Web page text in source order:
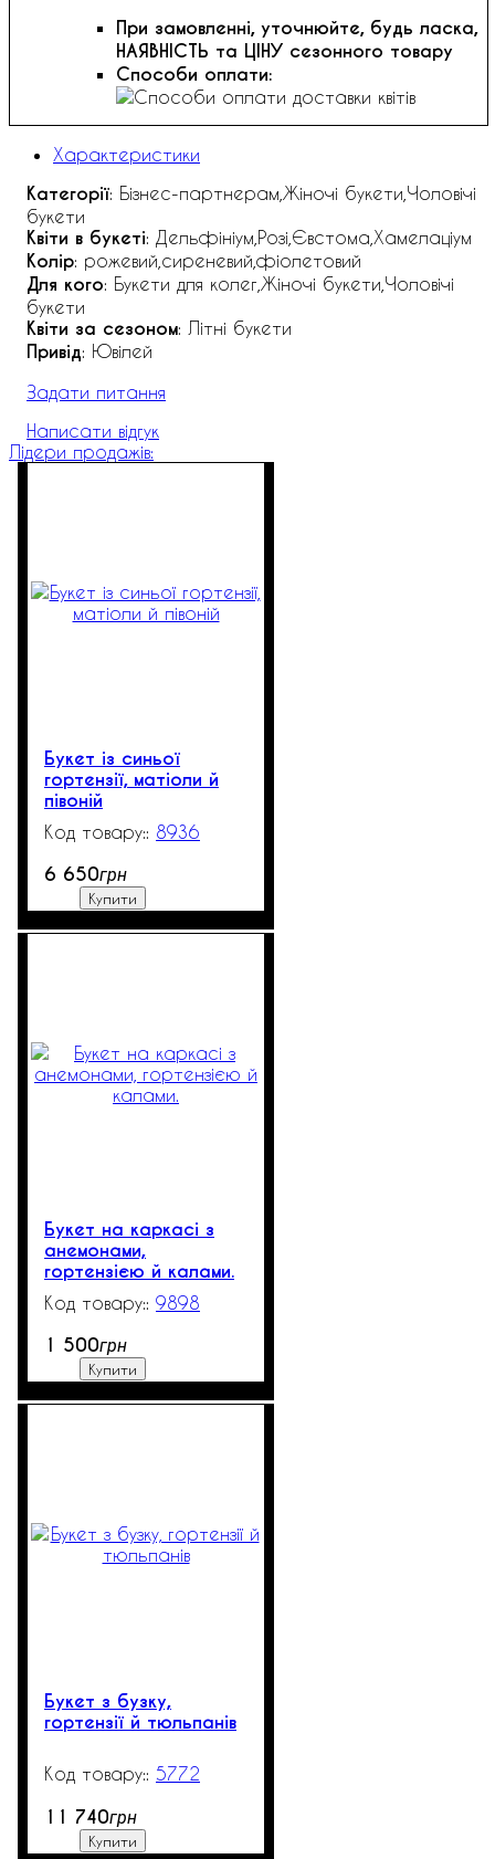
При замовленні, уточнюйте, будь ласка,
НАЯВНІСТЬ та ЦІНУ сезонного товару
Способи оплати:
Характеристики
Категорії: Бізнес-партнерам,Жіночі букети,Чоловічі
букети
Квіти в букеті: Дельфініум,Розі,Євстома,Хамелаціум
Колір: рожевий,сиреневий,фіолетовий
Для кого: Букети для колег,Жіночі букети,Чоловічі
букети
Квіти за сезоном: Літні букети
Привід: Ювілей
Задати питання
Написати відгук
Лідери продажів:
Букет із синьої
гортензії, матіоли й
півоній
8936
6 650грн
Купити
Букет на каркасі з
анемонами,
гортензією й калами.
9898
1 500грн
Купити
Букет з бузку,
гортензії й тюльпанів
5772
11 740грн
Купити